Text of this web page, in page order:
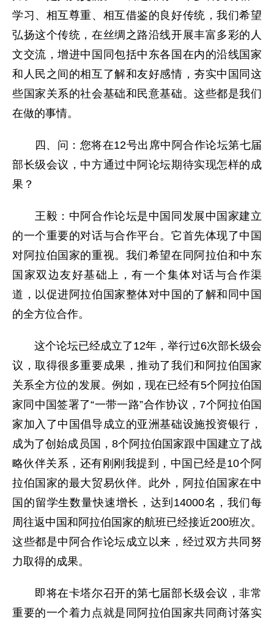
学习、相互尊重、相互借鉴的良好传统，我们希望
弘扬这个传统，在丝绸之路沿线开展丰富多彩的人
文交流，增进中国同包括中东各国在内的沿线国家
和人民之间的相互了解和友好感情，夯实中国同这
些国家关系的社会基础和民意基础。这些都是我们
在做的事情。
四、问：您将在12号出席中阿合作论坛第七届
部长级会议，中方通过中阿论坛期待实现怎样的成
果？
王毅：中阿合作论坛是中国同发展中国家建立
的一个重要的对话与合作平台。它首先体现了中国
对阿拉伯国家的重视。我们希望在同阿拉伯和中东
国家双边友好基础上，有一个集体对话与合作渠
道，以促进阿拉伯国家整体对中国的了解和同中国
的全方位合作。
这个论坛已经成立了12年，举行过6次部长级会
议，取得很多重要成果，推动了我们和阿拉伯国家
关系全方位的发展。例如，现在已经有5个阿拉伯国
家同中国签署了“一带一路”合作协议，7个阿拉伯国
家加入了中国倡导成立的亚洲基础设施投资银行，
成为了创始成员国，8个阿拉伯国家跟中国建立了战
略伙伴关系，还有刚刚我提到，中国已经是10个阿
拉伯国家的最大贸易伙伴。此外，阿拉伯国家在中
国的留学生数量快速增长，达到14000名，我们每
周往返中国和阿拉伯国家的航班已经接近200班次。
这些都是中阿合作论坛成立以来，经过双方共同努
力取得的成果。
即将在卡塔尔召开的第七届部长级会议，非常
重要的一个着力点就是同阿拉伯国家共同商讨落实